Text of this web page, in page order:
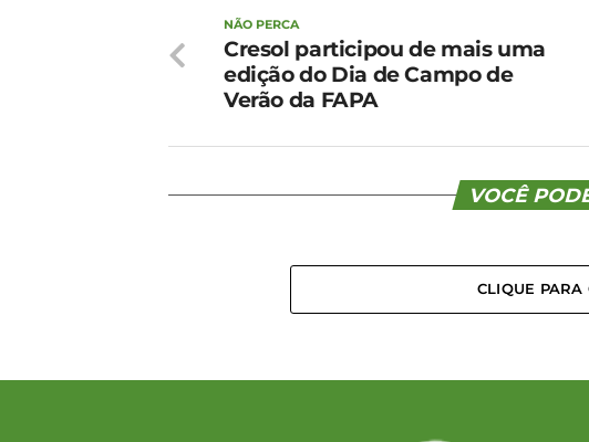
NÃO PERCA
Cresol participou de mais uma
edição do Dia de Campo de
Verão da FAPA
VOCÊ
CLIQUE PARA